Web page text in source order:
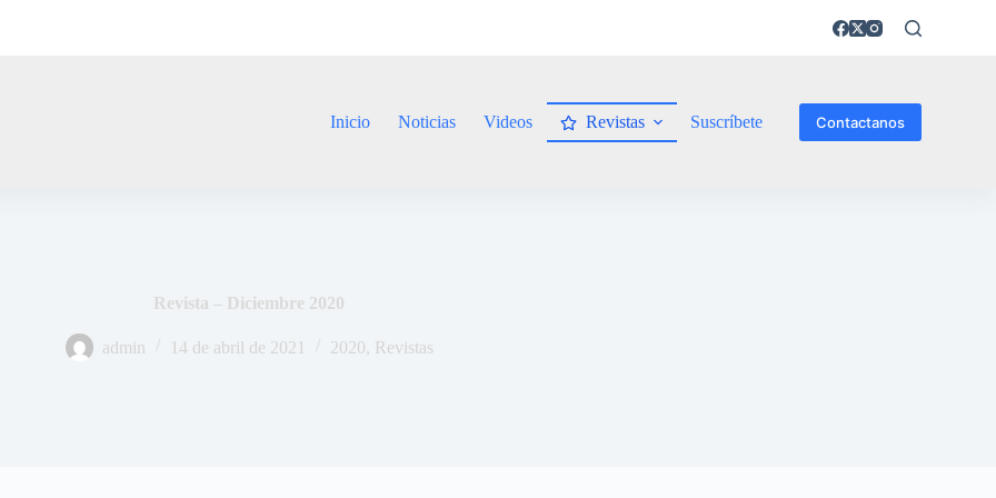
Inicio Noticias Videos Revistas Suscríbete Contactanos
Revista – Diciembre 2020
admin 14 de abril de 2021 2020, Revistas